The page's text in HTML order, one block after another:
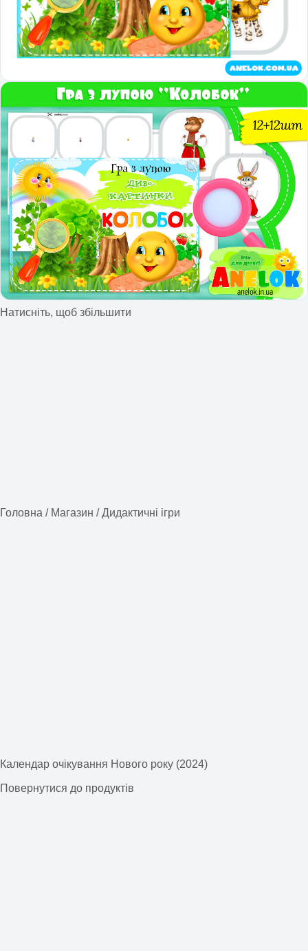
Натисніть, щоб збільшити
Головна / Магазин / Дидактичні ігри
Календар очікування Нового року (2024)
Повернутися до продуктів